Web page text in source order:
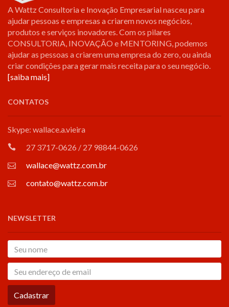
A Wattz Consultoria e Inovação Empresarial nasceu para
ajudar pessoas e empresas a criarem novos negócios,
produtos e serviços inovadores. Com os pilares
CONSULTORIA, INOVAÇÃO e MENTORING, podemos
ajudar as pessoas a criarem uma empresa do zero, ou ainda
criar condições para gerar mais receita para o seu negócio.
[saiba mais]
CONTATOS
Skype: wallace.a.vieira
27 3717-0626 / 27 98844-0626
wallace@wattz.com.br
contato@wattz.com.br
NEWSLETTER